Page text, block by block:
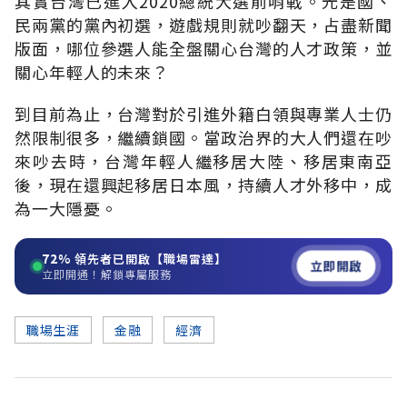
民兩黨的黨內初選，遊戲規則就吵翻天，占盡新聞
版面，哪位參選人能全盤關心台灣的人才政策，並
關心年輕人的未來？
到目前為止，台灣對於引進外籍白領與專業人士仍
然限制很多，繼續鎖國。當政治界的大人們還在吵
來吵去時，台灣年輕人繼移居大陸、移居東南亞
後，現在還興起移居日本風，持續人才外移中，成
為一大隱憂。
72% 領先者已開啟【職場雷達】
立即開通！解鎖專屬服務 立即開啟
職場生涯 金融 經濟